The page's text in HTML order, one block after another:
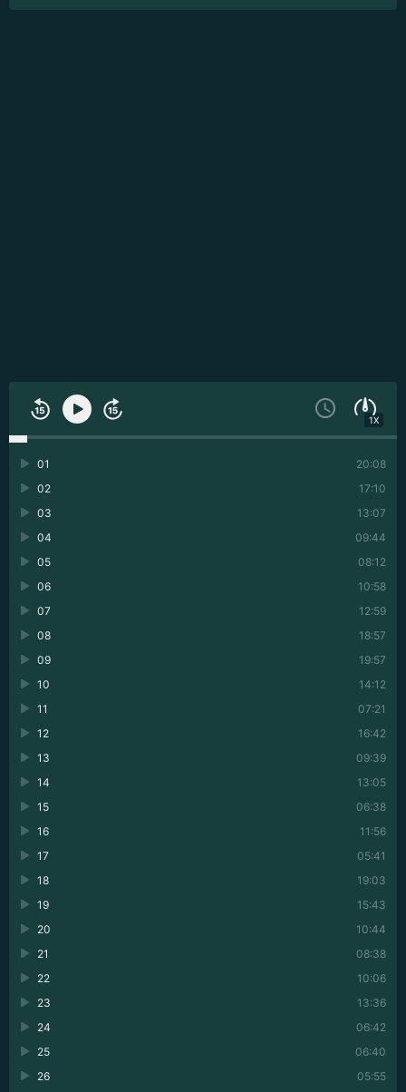
1X
20:08
01
17:10
02
13:07
03
09:44
04
08:12
05
10:58
06
12:59
07
18:57
08
19:57
09
14:12
10
07:21
11
16:42
12
09:39
13
13:05
14
06:38
15
11:56
16
05:41
17
19:03
18
15:43
19
10:44
20
08:38
21
10:06
22
13:36
23
06:42
24
06:40
25
05:55
26